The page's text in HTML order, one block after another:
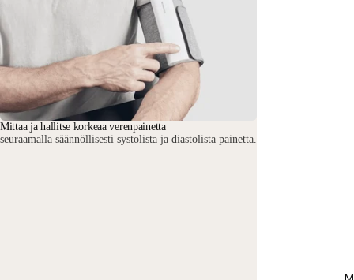
Mittaa ja hallitse korkeaa verenpainetta
seuraamalla säännöllisesti systolista ja diastolista painetta.